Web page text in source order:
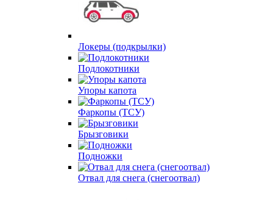
Локеры (подкрылки)
Подлокотники
Упоры капота
Фаркопы (ТСУ)
Брызговики
Подножки
Отвал для снега (снегоотвал)